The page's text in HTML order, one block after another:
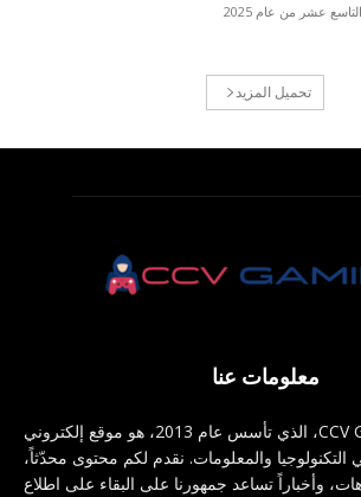
التاسع عشر من عام 2025
تحميل المزيد
معلومات عنا
موقع CCV Gaming، الذي تأسس عام 2013، هو موقع إلكتروني
والمعلومات. نقدم لكم محتوى محدّثاً،
وأخباراً تساعد جمهورنا على البقاء على اطلاع